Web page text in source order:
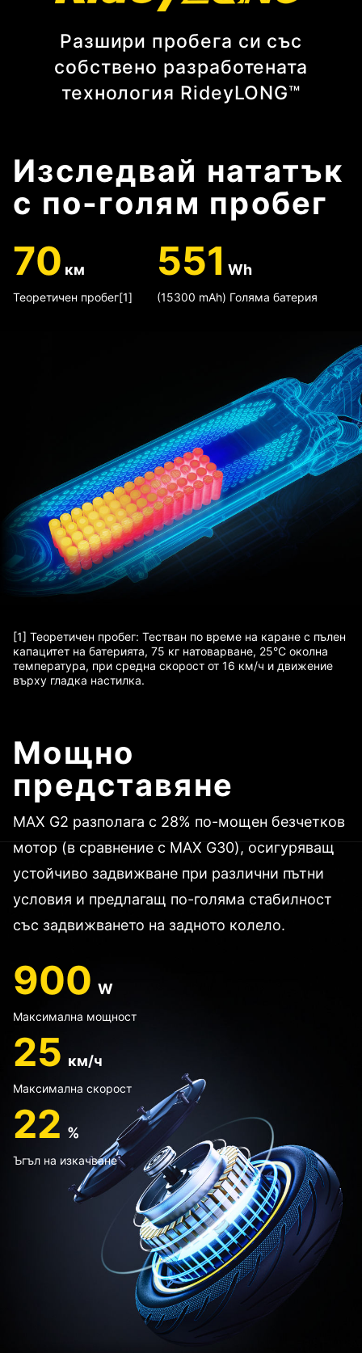
Разшири пробега си със
собствено разработената
технология RideyLONG™
Изследвай нататък
с по-голям пробег
70 км
Теоретичен пробег[1]
551 Wh
(15300 mAh) Голяма батерия
[1] Теоретичен пробег: Тестван по време на каране с пълен
капацитет на батерията, 75 кг натоварване, 25°C околна
температура, при средна скорост от 16 км/ч и движение
върху гладка настилка.
Мощно
представяне
MAX G2 разполага с 28% по-мощен безчетков
мотор (в сравнение с MAX G30), осигуряващ
устойчиво задвижване при различни пътни
условия и предлагащ по-голяма стабилност
със задвижването на задното колело.
900 W
Максимална мощност
25 км/ч
Максимална скорост
22 %
Ъгъл на изкачване